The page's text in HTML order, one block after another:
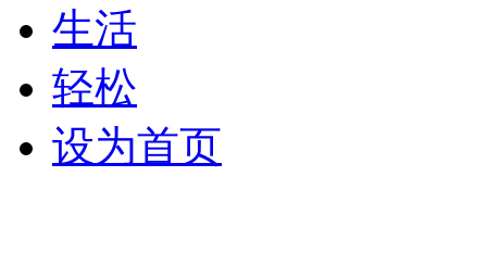
生活
轻松
设为首页